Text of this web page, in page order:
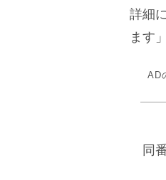
詳細
ます
AD
同番